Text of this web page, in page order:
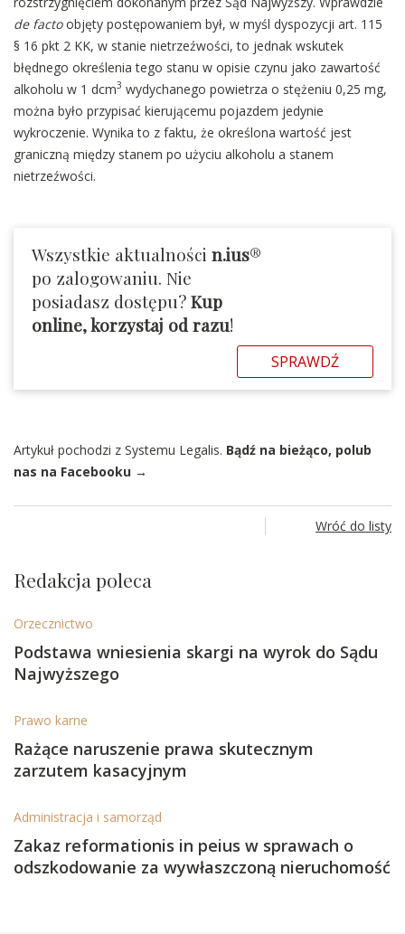
de factoobjęty postępowaniem był, w myśl dyspozycji art. 115
§ 16 pkt 2 KK, w stanie nietrzeźwości, to jednak wskutek
błędnego określenia tego stanu w opisie czynu jako zawartość
alkoholu w 1 dcm3 wydychanego powietrza o stężeniu 0,25 mg,
można było przypisać kierującemu pojazdem jedynie
wykroczenie. Wynika to z faktu, że określona wartość jest
graniczną między stanem po użyciu alkoholu a stanem
nietrzeźwości.
Wszystkie aktualności n.ius®
po zalogowaniu. Nie
posiadasz dostępu?Kup
online, korzystaj od razu!
SPRAWDŹ
Artykuł pochodzi z Systemu Legalis. Bądź na bieżąco, polub
nas na Facebooku →
Wróć do listy
Redakcja poleca
Orzecznictwo
Podstawa wniesienia skargi na wyrok do Sądu
Najwyższego
Prawo karne
Rażące naruszenie prawa skutecznym
zarzutem kasacyjnym
Administracja i samorząd
Zakaz reformationis in peius w sprawach o
odszkodowanie za wywłaszczoną nieruchomość